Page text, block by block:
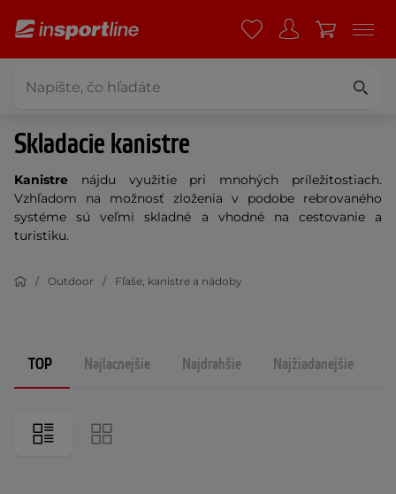
Skladacie kanistre
Kanistre nájdu využitie pri mnohých príležitostiach.
Vzhľadom na možnosť zloženia v podobe rebrovaného
systéme sú veľmi skladné a vhodné na cestovanie a
turistiku.
Outdoor Fľaše, kanistre a nádoby
TOP Najlacnejšie Najdrahšie Najžiadanejšie